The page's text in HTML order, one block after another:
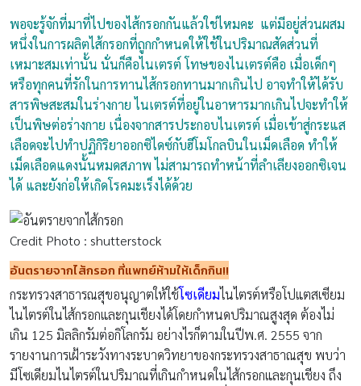
พอจะรู้จักที่มาที่ไปของไส้กรอกกันแล้วใช่ไหมคะ แต่มีอยู่ส่วนผสม
หนึ่งในการผลิตไส้กรอกที่ถูกกำหนดให้ใช้ในปริมาณสัดส่วนที่
เหมาะสมเท่านั้น นั่นก็คือไนเตรต์ โทษของไนเตรต์คือ เมื่อเด็กๆ
หรือทุกคนที่รักในการทานไส้กรอกทานมากเกินไป อาจทำให้ได้รับ
สารพิษสะสมในร่างกาย ไนเตรต์ที่อยู่ในอาหารมากเกินไปจะทำให้
เป็นพิษต่อร่างกาย เนื่องจากสารประกอบไนเตรต์ เมื่อเข้าสู่กระแส
เลือดจะไปทำปฏิกิริยาออกซิไดซ์กับฮีโมโกลบินในเม็ดเลือด ทำให้
เม็ดเลือดแดงนั้นหมดสภาพ ไม่สามารถทำหน้าที่ลำเลียงออกซิเจน
ได้ และยังก่อให้เกิดโรคมะเร็งได้ด้วย
Credit Photo : shutterstock
อันตรายจากไส้กรอก ที่แพทย์ห้ามให้เด็กกิน!!
กระทรวงสาธารณสุขอนุญาตให้ใช้โซเดียมไนไตรต์หรือโปแตสเซียม
ไนไตรต์ในไส้กรอกและกุนเชียงได้โดยกำหนดปริมาณสูงสุด ต้องไม่
เกิน 125 มิลลิกรัมต่อกิโลกรัม อย่างไรก็ตามในปีพ.ศ. 2555 จาก
รายงานการเฝ้าระวังทางระบาดวิทยาของกระทรวงสาธาณสุข พบว่า
มีโซเดียมไนไตรต์ในปริมาณที่เกินกำหนดในไส้กรอกและกุนเชียง ถึง